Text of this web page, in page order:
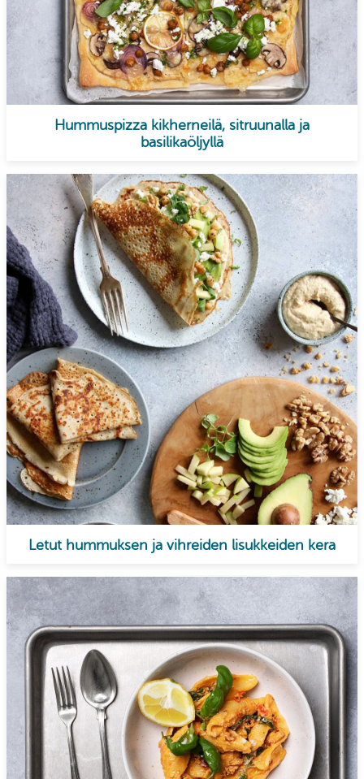
Hummuspizza kikherneilä, sitruunalla ja
basilikaöljyllä
Letut hummuksen ja vihreiden lisukkeiden kera